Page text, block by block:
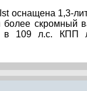
оснащена 1,3-
скромный
109 л.с. КПП